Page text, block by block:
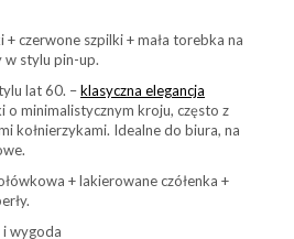
+ czerwone szpilki + mała torebka na
w stylu pin-up.
lat 60. –klasyczna elegancja
o minimalistycznym kroju, często z
kołnierzykami. Idealne do biura, na
+ lakierowane czółenka +
i wygoda